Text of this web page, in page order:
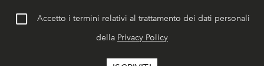
Accetto i termini relativi al trattamento dei dati personali
della Privacy Policy